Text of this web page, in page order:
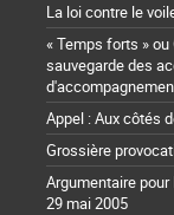
La loi contre le
« Temps forts » ou
sauvegarde des
Appel : Aux côtés
Grossière
Argumentaire
29 mai 2005